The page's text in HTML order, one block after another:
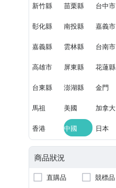
新竹縣 苗栗縣 台中市
彰化縣 南投縣 嘉義市
嘉義縣 雲林縣 台南市
高雄市 屏東縣 花蓮縣
台東縣 澎湖縣 金門
馬祖 美國 加拿大
香港 中國 日本
商品狀況
直購品
競標品